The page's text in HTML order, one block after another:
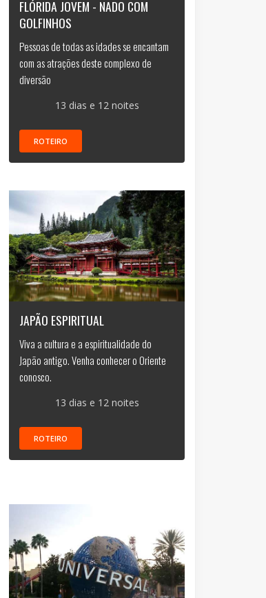
FLÓRIDA JOVEM - NADO COM
GOLFINHOS
Pessoas de todas as idades se encantam
com as atrações deste complexo de
diversão
13 dias e 12 noites
ROTEIRO
JAPÃO ESPIRITUAL
Viva a cultura e a espiritualidade do
Japão antigo. Venha conhecer o Oriente
conosco.
13 dias e 12 noites
ROTEIRO